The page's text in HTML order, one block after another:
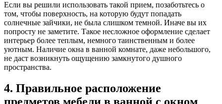
Если вы решили использовать такой прием, позаботьтесь о
том, чтобы поверхность, на которую будут попадать
солнечные зайчики, не была слишком темной. Иначе вы их
попросту не заметите. Такое несложное оформление сделает
интерьер более теплым, немного таинственным и более
уютным. Наличие окна в ванной комнате, даже небольшого,
не даст возникнуть ощущению замкнутого душного
пространства.
4. Правильное расположение